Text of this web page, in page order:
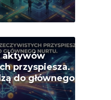
aktywów
przyspiesza.
do głównego